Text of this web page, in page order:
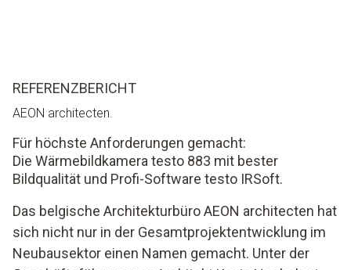
REFERENZBERICHT
AEON architecten.
Für höchste Anforderungen gemacht:
Die Wärmebildkamera testo 883 mit bester
Bildqualität und Profi-Software testo IRSoft.
Das belgische Architekturbüro AEON architecten hat
sich nicht nur in der Gesamtprojektentwicklung im
Neubausektor einen Namen gemacht. Unter der